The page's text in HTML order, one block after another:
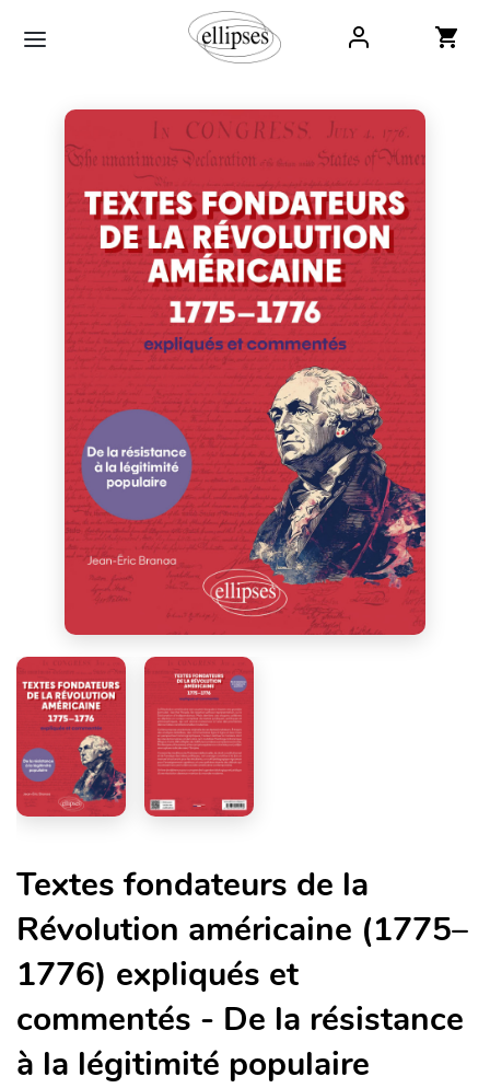
Textes fondateurs de la
Révolution américaine (1775–
1776) expliqués et
commentés - De la résistance
à la légitimité populaire